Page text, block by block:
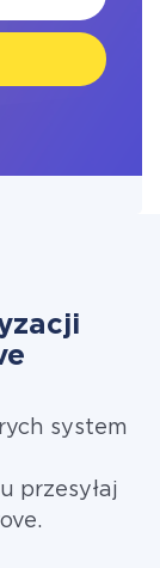
system
przesyłaj